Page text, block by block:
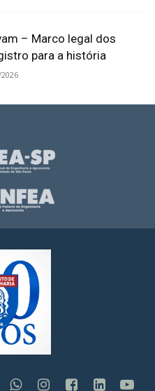
– Marco legal dos
para a história